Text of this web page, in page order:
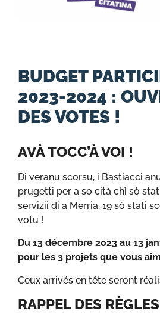
BUDGET
2023-2024 :
DES VOTES !
AVÀ TOCC’À VOI !
Di veranu scorsu, i Bastiacci
prugetti per a so cità chì sò
servizii di a Merria. 19 sò stati
votu !
Du 13 décembre 2023 au 13
pour les 3 projets que vous
Ceux arrivés en tête seront
RAPPEL DES